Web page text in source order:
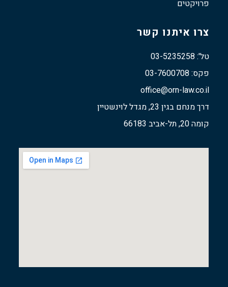
פרויקטים
צרו איתנו קשר
טל': 03-5235258
פקס: 03-7600708
office@orn-law.co.il
דרך מנחם בגין 23, מגדל לוינשטיין
קומה 20, תל-אביב 66183